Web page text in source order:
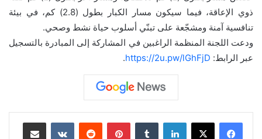
ذوي الإعاقة، فيما سيكون مسار الكبار بطول (2.8) كم، في بيئة
تنافسية آمنة ومشجّعة على تبنّي أسلوب حياة نشط وصحي.
ودعت اللجنة المنظمة الراغبين في المشاركة إلى المبادرة بالتسجيل
عبر الرابط: https://2u.pw/lGhFjD
.
لينكدإن بينتيريست مشاركة عبر البريد